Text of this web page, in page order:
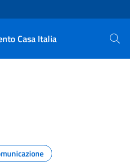
Casa Italia Cerca
della pagina